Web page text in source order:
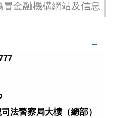
金融機構網站及信息
法警察局大樓（總部）